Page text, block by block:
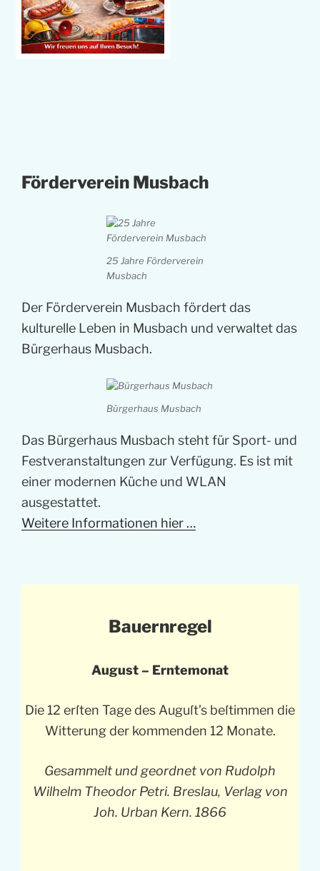
Förderverein Musbach
25 Jahre Förderverein
Musbach
Der Förderverein Musbach fördert das
kulturelle Leben in Musbach und verwaltet das
Bürgerhaus Musbach.
Bürgerhaus Musbach
Das Bürgerhaus Musbach steht für Sport- und
Festveranstaltungen zur Verfügung. Es ist mit
einer modernen Küche und WLAN
ausgestattet.
Weitere Informationen hier …
Bauernregel
August – Erntemonat
Die 12 erſten Tage des Auguſt’s beſtimmen die
Witterung der kommenden 12 Monate.
Gesammelt und geordnet von Rudolph
Wilhelm Theodor Petri. Breslau, Verlag von
Joh. Urban Kern. 1866